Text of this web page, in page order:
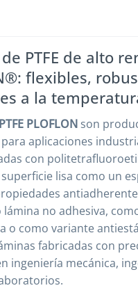
PTFE de alto
flexibles,
a la
PLOFLON son
aplicaciones
con
lisa como un
lámina no adhesiva,
o como variante
fabricadas con
ingeniería mecánica,